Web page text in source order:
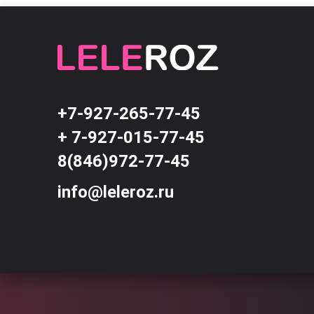
+7-927-265-77-45
+ 7-927-015-77-45
8(846)972-77-45
info@leleroz.ru